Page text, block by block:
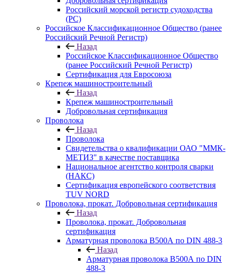
Российский морской регистр судоходства
(РС)
Российское Классификационное Общество (ранее
Российский Речной Регистр)
Назад
Российское Классификационное Общество
(ранее Российский Речной Регистр)
Сертификация для Евросоюза
Крепеж машиностроительный
Назад
Крепеж машиностроительный
Добровольная сертификация
Проволока
Назад
Проволока
Свидетельства о квалификации ОАО "ММК-
МЕТИЗ" в качестве поставщика
Национальное агентство контроля сварки
(НАКС)
Сертификация европейского соответствия
TUV NORD
Проволока, прокат. Добровольная сертификация
Назад
Проволока, прокат. Добровольная
сертификация
Арматурная проволока В500А по DIN 488-3
Назад
Арматурная проволока В500А по DIN
488-3